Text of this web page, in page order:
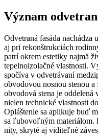
Význam
Odvetraná fasáda nachádza
aj pri rekonštrukciách
patrí okrem estetiky najmä
tepelnoizolačné vlastnosti.
spočíva v odvetrávaní
obvodovou nosnou stenou
obvodová stena je
nielen technické vlastnosti
Opláštenie sa aplikuje buď
sa ľubovoľným materiálom.
nity, skryté aj viditeľné